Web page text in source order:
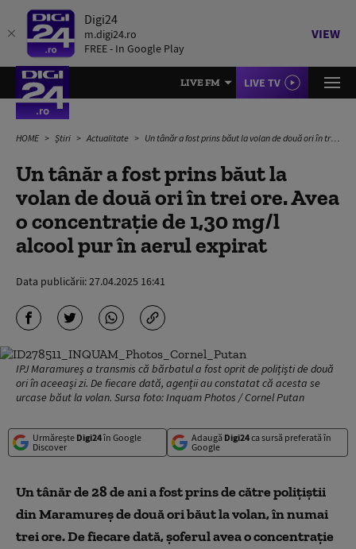
Digi24
m.digi24.ro
FREE - In Google Play
VIEW
LIVE FM LIVE TV
HOME Știri Actualitate Un tânăr a fost prins băut la volan de două ori în trei ore. Avea o concentrație de 1,30 mg/l alcool pur în aerul expirat
Un tânăr a fost prins băut la
volan de două ori în trei ore. Avea
o concentrație de 1,30 mg/l
alcool pur în aerul expirat
Data publicării:27.04.2025 16:41
IPJ Maramureș a transmis că bărbatul a fost oprit de polițiști de două
ori în aceeași zi. De fiecare dată, agenții au constatat că acesta se
urcase băut la volan. Sursa foto: Inquam Photos / Cornel Putan
Urmărește Digi24în Google
Discover
Adaugă Digi24ca sursă preferată în
Google
Un tânăr de 28 de ani a fost prins de către poliţiştii
din Maramureş de două ori băut la volan, în numai
trei ore. De fiecare dată, şoferul avea o concentraţie